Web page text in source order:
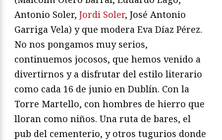
Antonio Soler, Jordi Soler, José Antonio
Garriga Vela) y que modera Eva Díaz Pérez.
No nos pongamos muy serios,
continuemos jocosos, que hemos venido a
divertirnos y a disfrutar del estilo literario
como cada 16 de junio en Dublín. Con la
Torre Martello, con hombres de hierro que
lloran como niños. Una ruta de bares, el
pub del cementerio, y otros tugurios donde